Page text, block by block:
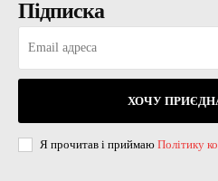
Підписка
ХОЧУ
Я прочитав і приймаю Політику